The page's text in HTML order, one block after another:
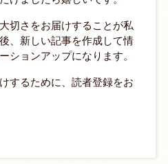
切さをお届けすることが私
、新しい記事を作成して情
ションアップになります。
するために、読者登録をお